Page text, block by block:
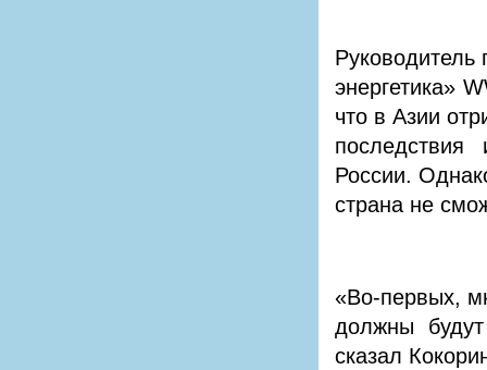
энергетика»
что в Азии
России.
страна не
«Во-первых,
должны
сказал